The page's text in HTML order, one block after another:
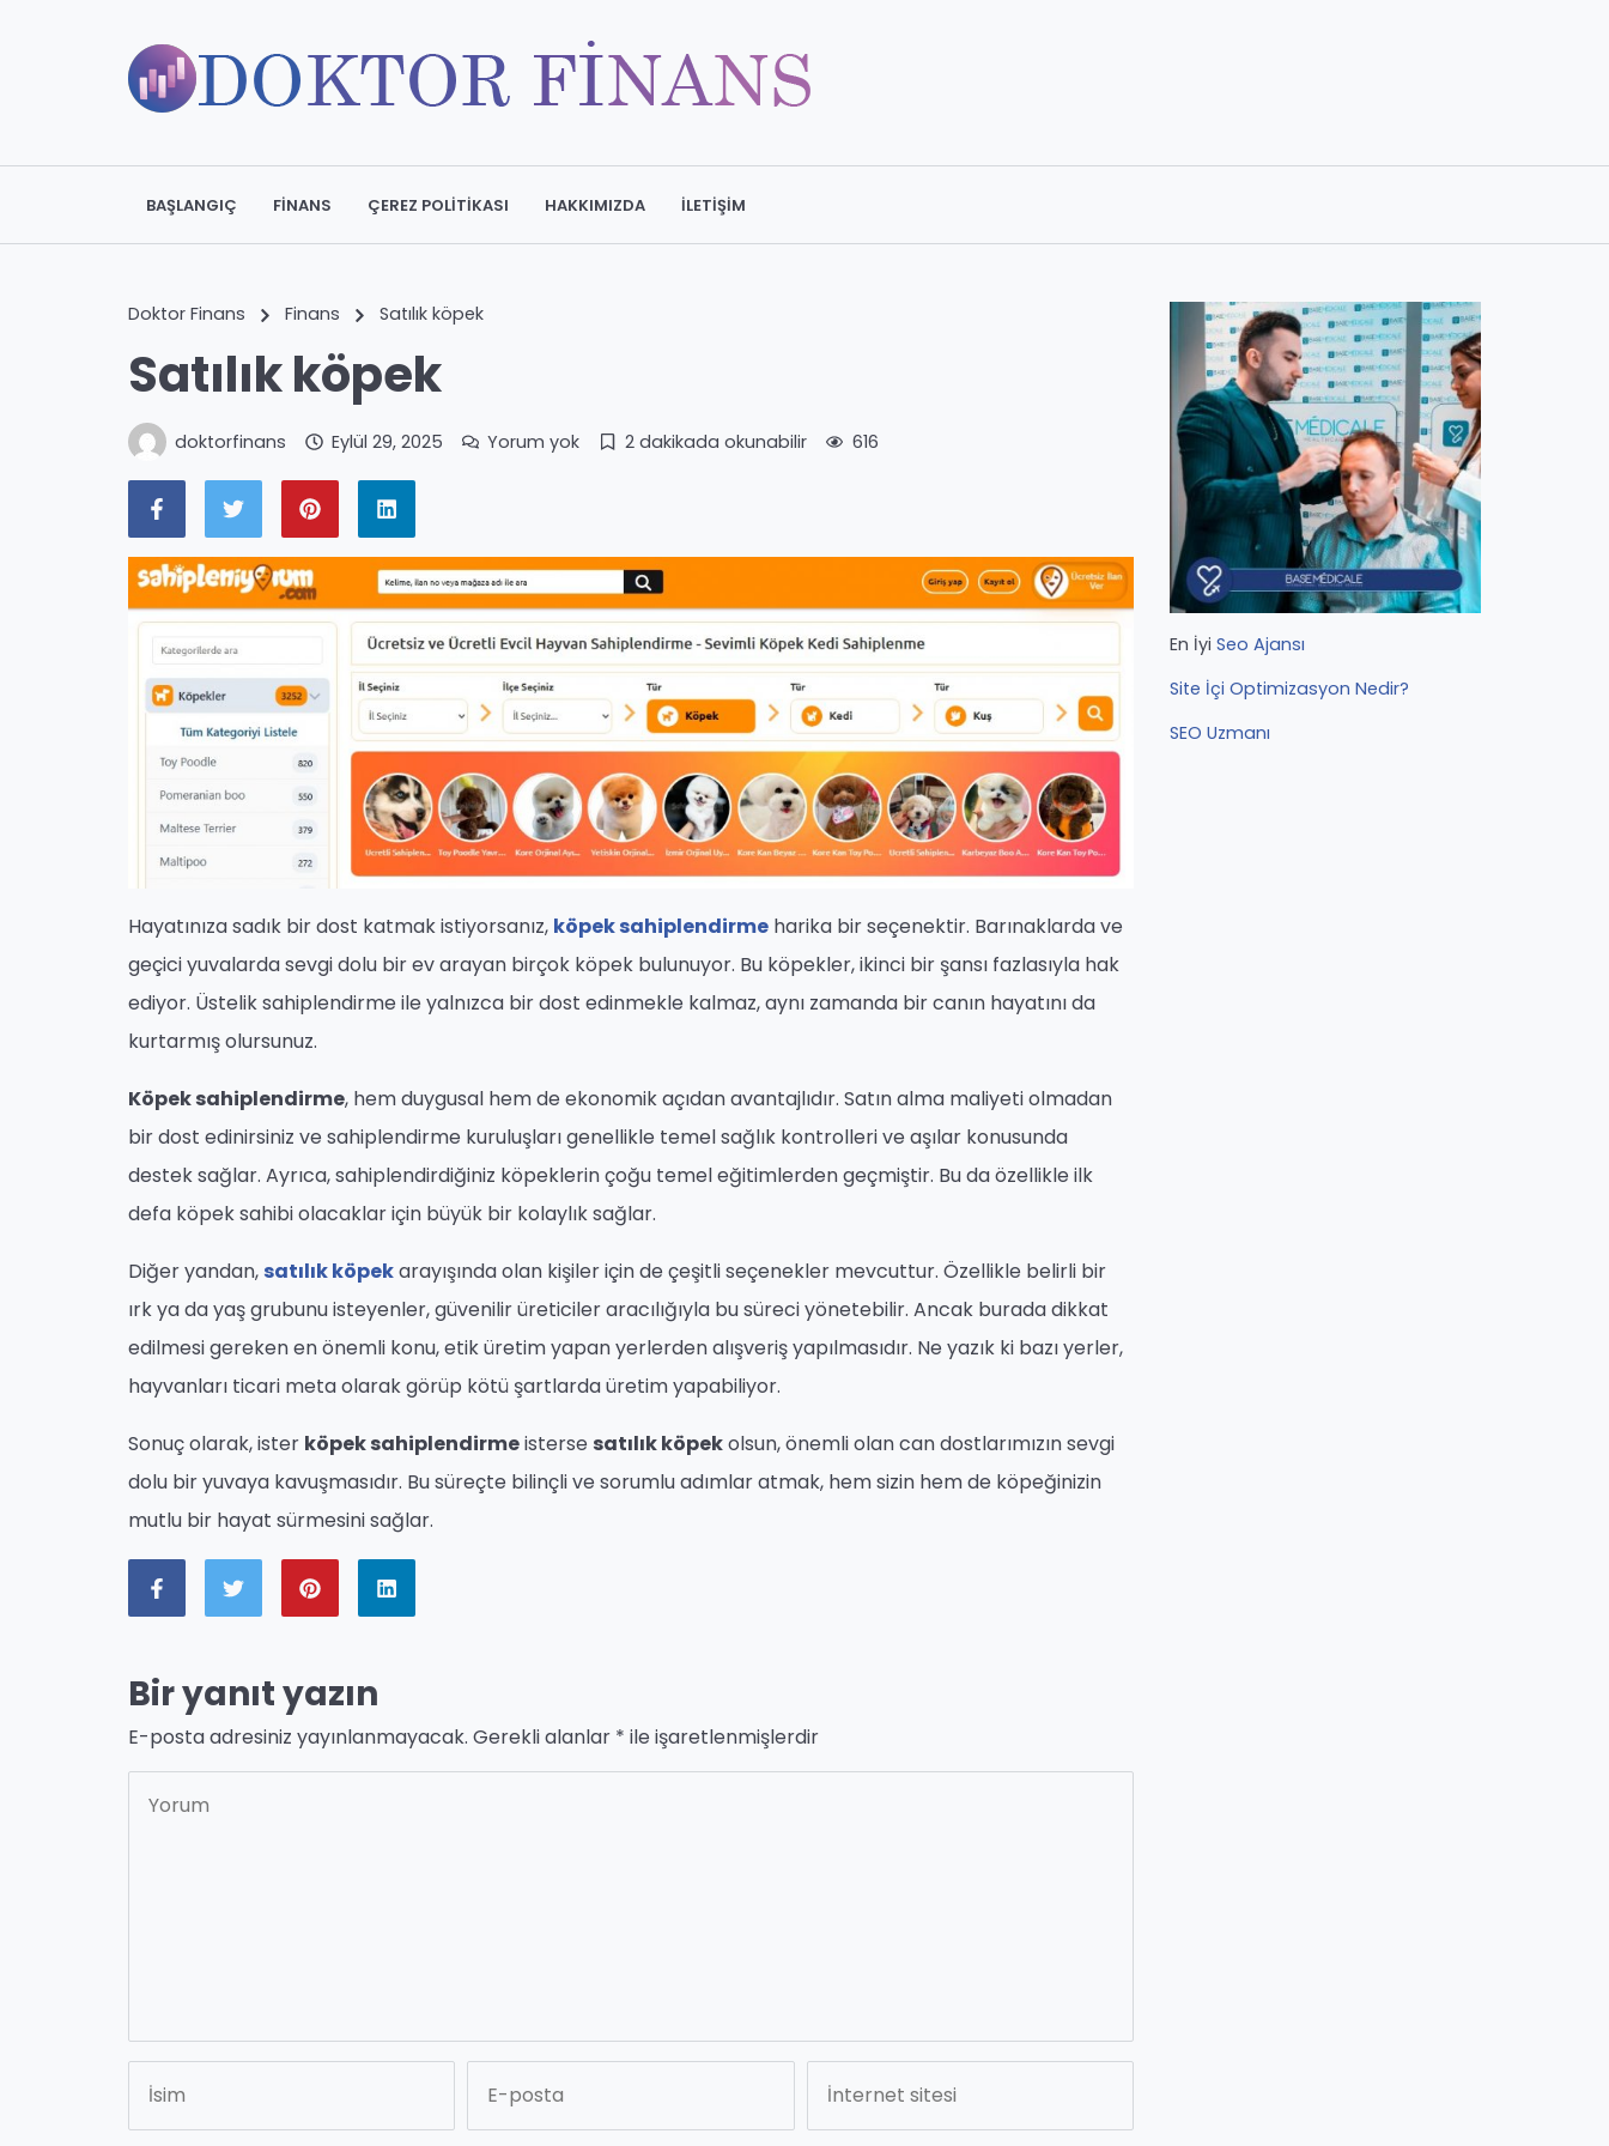
BAŞLANGIÇ FINANS ÇEREZ POLITIKASI HAKKIMIZDA İLETIŞIM
Doktor Finans Finans Satılık köpek
Satılık köpek
doktorfinans Eylül 29, 2025 Yorum yok 2 dakikada okunabilir 616
Hayatınıza sadık bir dost katmak istiyorsanız, köpek sahiplendirme harika bir seçenektir. Barınaklarda ve
geçici yuvalarda sevgi dolu bir ev arayan birçok köpek bulunuyor. Bu köpekler, ikinci bir şansı fazlasıyla hak
ediyor. Üstelik sahiplendirme ile yalnızca bir dost edinmekle kalmaz, aynı zamanda bir canın hayatını da
kurtarmış olursunuz.
Köpek sahiplendirme, hem duygusal hem de ekonomik açıdan avantajlıdır. Satın alma maliyeti olmadan
bir dost edinirsiniz ve sahiplendirme kuruluşları genellikle temel sağlık kontrolleri ve aşılar konusunda
destek sağlar. Ayrıca, sahiplendirdiğiniz köpeklerin çoğu temel eğitimlerden geçmiştir. Bu da özellikle ilk
defa köpek sahibi olacaklar için büyük bir kolaylık sağlar.
Diğer yandan, satılık köpekarayışında olan kişiler için de çeşitli seçenekler mevcuttur. Özellikle belirli bir
ırk ya da yaş grubunu isteyenler, güvenilir üreticiler aracılığıyla bu süreci yönetebilir. Ancak burada dikkat
edilmesi gereken en önemli konu, etik üretim yapan yerlerden alışveriş yapılmasıdır. Ne yazık ki bazı yerler,
hayvanları ticari meta olarak görüp kötü şartlarda üretim yapabiliyor.
Sonuç olarak, ister köpek sahiplendirmeisterse satılık köpekolsun, önemli olan can dostlarımızın sevgi
dolu bir yuvaya kavuşmasıdır. Bu süreçte bilinçli ve sorumlu adımlar atmak, hem sizin hem de köpeğinizin
mutlu bir hayat sürmesini sağlar.
Bir yanıt yazın
E-posta adresiniz yayınlanmayacak. Gerekli alanlar * ile işaretlenmişlerdir
En İyi Seo Ajansı
Site İçi Optimizasyon Nedir?
SEO Uzmanı